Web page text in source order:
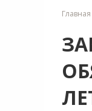
Главная